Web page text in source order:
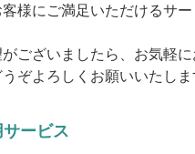
様にご満足いただけるサ
ございましたら、お気軽に
ぞよろしくお願いいたしま
サービス